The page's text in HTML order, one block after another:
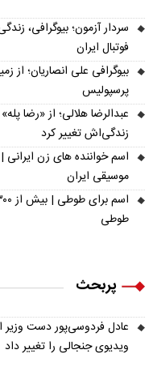
سردار آزمون؛ بیوگرافی،
فوتبال ایران
بیوگرافی علی انصاریان؛ از
پرسپولیس
عبدالرضا هلالی؛ از «رضا
زندگی‌اش تغییر کرد
اسم خواننده های زن
موسیقی ایران
طوطی
پربحث
عادل فردوسی‌پور دست وزیر
ویدیوی جنجالی را تغییر داد